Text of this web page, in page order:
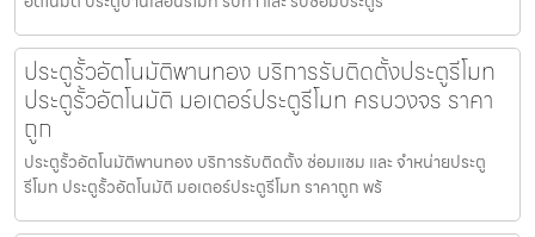
ประตูรั้วอัตโนมัติพานทอง บริการรับติดตั้งประตูรีโมท
ประตูรั้วอัตโนมัติ มอเตอร์ประตูรีโมท ครบวงจร ราคา
ถูก
ประตูรั้วอัตโนมัติพานทอง บริการรับติดตั้ง ซ่อมแซม และ จำหน่ายประตู
รีโมท ประตูรั้วอัตโนมัติ มอเตอร์ประตูรีโมท ราคาถูก พร้